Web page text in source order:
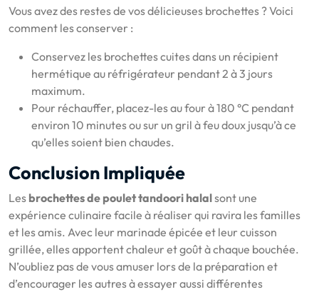
Vous avez des restes de vos délicieuses brochettes ? Voici
comment les conserver :
Conservez les brochettes cuites dans un récipient
hermétique au réfrigérateur pendant 2 à 3 jours
maximum.
Pour réchauffer, placez-les au four à 180 °C pendant
environ 10 minutes ou sur un gril à feu doux jusqu’à ce
qu’elles soient bien chaudes.
Conclusion Impliquée
Les brochettes de poulet tandoori halalsont une
expérience culinaire facile à réaliser qui ravira les familles
et les amis. Avec leur marinade épicée et leur cuisson
grillée, elles apportent chaleur et goût à chaque bouchée.
N’oubliez pas de vous amuser lors de la préparation et
d’encourager les autres à essayer aussi différentes